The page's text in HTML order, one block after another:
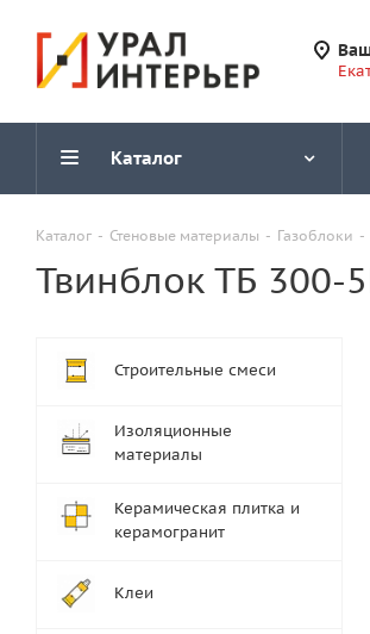
Каталог
Каталог - Стеновые материалы - Газоблоки -
Твинблок ТБ 300-
Строительные смеси
Изоляционные
материалы
Керамическая плитка и
керамогранит
Клеи